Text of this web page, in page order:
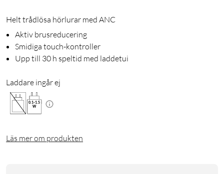
Helt trådlösa hörlurar med ANC
Aktiv brusreducering
Smidiga touch-kontroller
Upp till 30 h speltid med laddetui
Laddare ingår ej
0.1-1.5
W
Läs mer om produkten